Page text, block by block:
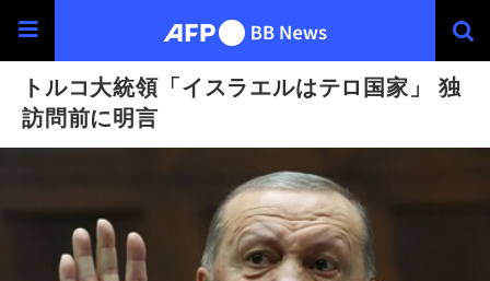
トルコ大統領「イスラエルはテロ国家」 独
訪問前に明言